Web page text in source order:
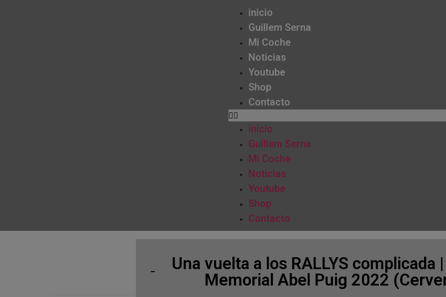
inicio
Guillem Serna
Mi Coche
Noticias
Youtube
Shop
Contacto
inicio
Guillem Serna
Mi Coche
Noticias
Youtube
Shop
Contacto
Una vuelta a los RALLYS complicada
Memorial Abel Puig 2022